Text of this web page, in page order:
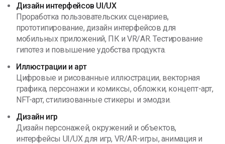
Дизайн интерфейсов UI/UX
Проработка пользовательских сценариев,
прототипирование, дизайн интерфейсов для
мобильных приложений, ПК и VR/AR. Тестирование
гипотез и повышение удобства продукта.
Иллюстрации и арт
Цифровые и рисованные иллюстрации, векторная
графика, персонажи и комиксы, обложки, концепт-арт,
NFT-арт, стилизованные стикеры и эмодзи.
Дизайн игр
Дизайн персонажей, окружений и объектов,
интерфейсы UI/UX для игр, VR/AR-игры, анимация и